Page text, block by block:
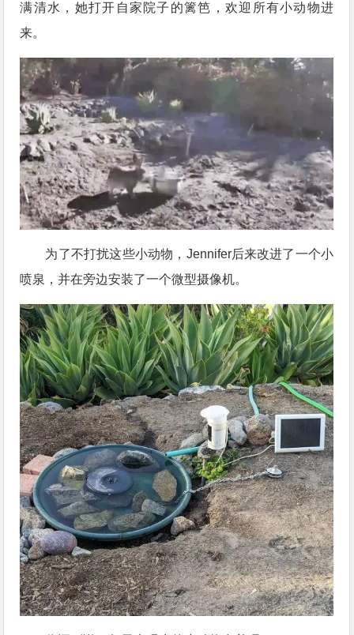
满清水，她打开自家院子的篱笆，欢迎所有小动物进
来。
为了不打扰这些小动物，Jennifer后来改进了一个小
喷泉，并在旁边安装了一个微型摄像机。